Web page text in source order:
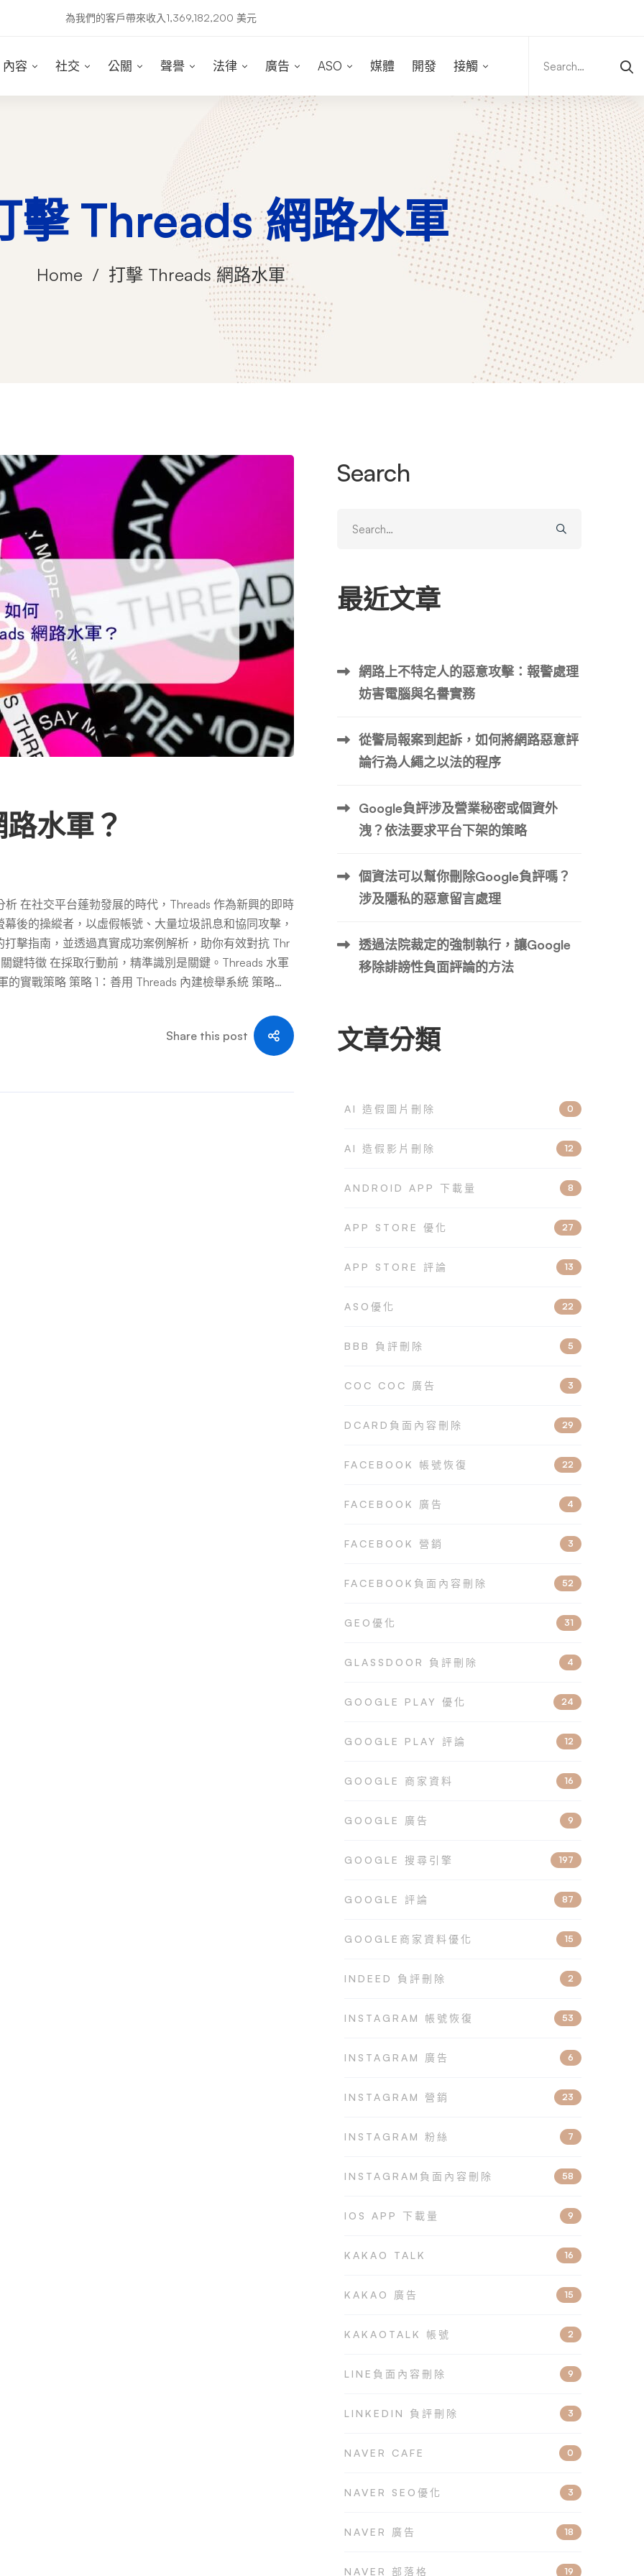
為我們的客戶帶來收入1,369,182,200 美元
內容 社交 公關 聲譽 法律 廣告 ASO 媒體 開發 接觸
for:
擊 Threads 網路水軍
Home 打擊 Threads 網路水軍
水軍？
在社交平台蓬勃發展的時代，Threads 作為新興的即時
後的操縱者，以虛假帳號、大量垃圾訊息和協同攻擊，
擊指南，並透過真實成功案例解析，助你有效對抗 Thr
鍵特徵 在採取行動前，精準識別是關鍵。Threads 水軍
實戰策略 策略 1：善用 Threads 內建檢舉系統 策略
防禦：建立韌性與善用工具 五、重要提醒：耐心與合
。成功的關鍵在於 「精準識別」 + 「有效檢舉」 + 「阻
建檢舉工具（特別是提供詳實說明）、適時封鎖限制，
Share this post
Search
for:
最近文章
網路上不特定人的惡意攻擊：報警處理
妨害電腦與名譽實務
從警局報案到起訴，如何將網路惡意評
論行為人繩之以法的程序
Google負評涉及營業秘密或個資外
洩？依法要求平台下架的策略
個資法可以幫你刪除Google負評嗎？
涉及隱私的惡意留言處理
透過法院裁定的強制執行，讓Google
移除誹謗性負面評論的方法
文章分類
AI 造假圖片刪除 0
AI 造假影片刪除 12
ANDROID APP 下載量 8
APP STORE 優化 27
APP STORE 評論 13
ASO優化 22
BBB 負評刪除 5
COC COC 廣告 3
DCARD負面內容刪除 29
FACEBOOK 帳號恢復 22
FACEBOOK 廣告 4
FACEBOOK 營銷 3
FACEBOOK負面內容刪除 52
GEO優化 31
GLASSDOOR 負評刪除 4
GOOGLE PLAY 優化 24
GOOGLE PLAY 評論 12
GOOGLE 商家資料 16
GOOGLE 廣告 9
GOOGLE 搜尋引擎 197
GOOGLE 評論 87
GOOGLE商家資料優化 15
INDEED 負評刪除 2
INSTAGRAM 帳號恢復 53
INSTAGRAM 廣告 6
INSTAGRAM 營銷 23
INSTAGRAM 粉絲 7
INSTAGRAM負面內容刪除 58
IOS APP 下載量 9
KAKAO TALK 16
KAKAO 廣告 15
KAKAOTALK 帳號 2
LINE負面內容刪除 9
LINKEDIN 負評刪除 3
NAVER CAFE 0
NAVER SEO優化 3
NAVER 廣告 18
NAVER 部落格 19